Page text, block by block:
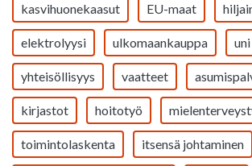
kasvihuonekaasut EU-maat
elektrolyysi ulkomaankauppa
yhteisöllisyys vaatteet
kirjastot hoitotyö
toimintolaskenta itsensä johtaminen